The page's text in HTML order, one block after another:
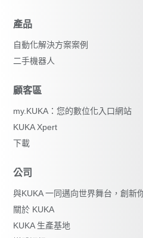
產品
自動化解決方案案例
二手機器人
顧客區
my.KUKA：您的數位化入口網站
KUKA Xpert
下載
公司
與KUKA 一同邁向世界舞台，創新
關於 KUKA
KUKA 生產基地